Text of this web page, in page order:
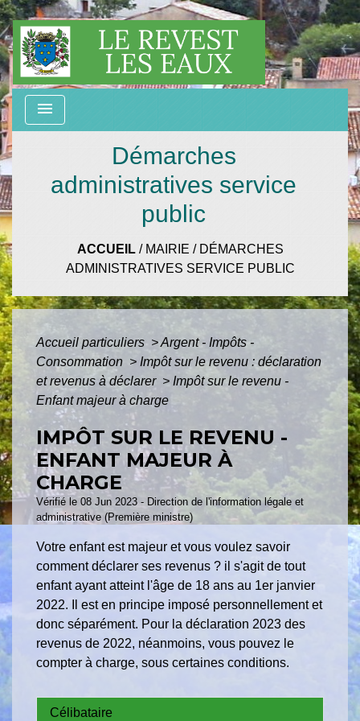
menu
Démarches
administratives service
public
ACCUEIL/ MAIRIE / DÉMARCHES
ADMINISTRATIVES SERVICE PUBLIC
Accueil particuliers >Argent - Impôts -
Consommation > Impôt sur le revenu : déclaration
et revenus à déclarer > Impôt sur le revenu -
Enfant majeur à charge
IMPÔT SUR LE REVENU -
ENFANT MAJEUR À
CHARGE
Vérifié le 08 Jun 2023 - Direction de l'information légale et
administrative (Première ministre)
Votre enfant est majeur et vous voulez savoir
comment déclarer ses revenus ? il s'agit de tout
enfant ayant atteint l'âge de 18 ans au 1er janvier
2022. Il est en principe imposé personnellement et
donc séparément. Pour la déclaration 2023 des
revenus de 2022, néanmoins, vous pouvez le
compter à charge, sous certaines conditions.
Célibataire